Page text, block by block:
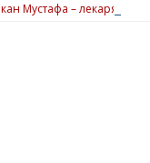
Мустафа – лекарят,